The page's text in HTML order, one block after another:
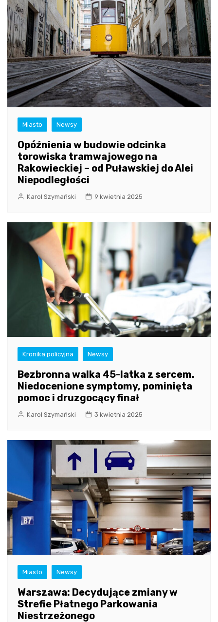
Miasto Newsy
Opóźnienia w budowie odcinka
torowiska tramwajowego na
Rakowieckiej – od Puławskiej do Alei
Niepodległości
Karol Szymański 9 kwietnia 2025
Kronika policyjna Newsy
Bezbronna walka 45-latka z sercem.
Niedocenione symptomy, pominięta
pomoc i druzgocący finał
Karol Szymański 3 kwietnia 2025
Miasto Newsy
Warszawa: Decydujące zmiany w
Strefie Płatnego Parkowania
Niestrzeżonego